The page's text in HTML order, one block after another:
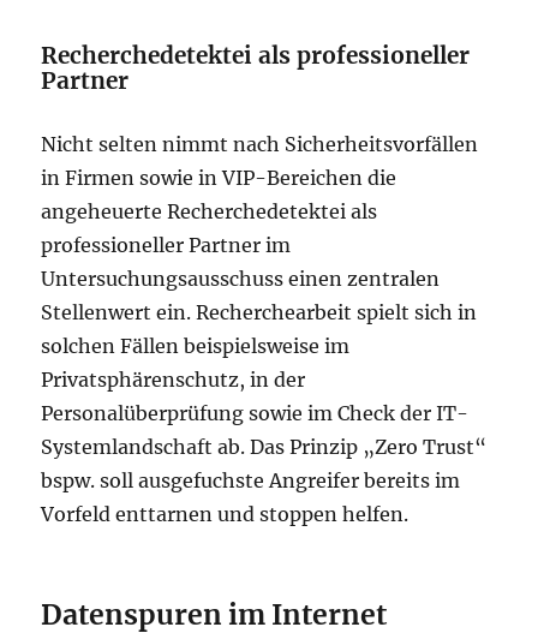
Recherchedetektei als professioneller
Partner
Nicht selten nimmt nach Sicherheitsvorfällen
in Firmen sowie in VIP-Bereichen die
angeheuerte Recherchedetektei als
professioneller Partner im
Untersuchungsausschuss einen zentralen
Stellenwert ein. Recherchearbeit spielt sich in
solchen Fällen beispielsweise im
Privatsphärenschutz, in der
Personalüberprüfung sowie im Check der IT-
Systemlandschaft ab. Das Prinzip „Zero Trust“
bspw. soll ausgefuchste Angreifer bereits im
Vorfeld enttarnen und stoppen helfen.
Datenspuren im Internet